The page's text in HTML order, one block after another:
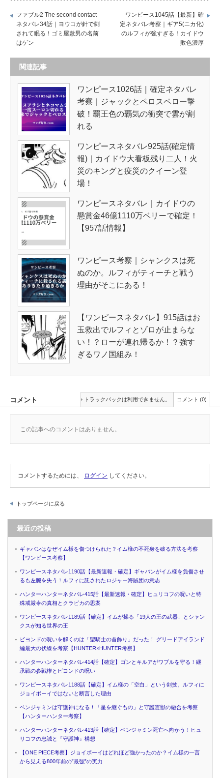
ファブル2 The second contact
ネタバレ34話｜ヨウコが針で刺
されて眠る！ゴミ屋敷男の名前
はゲン
ワンピース1045話【最新】確
定ネタバレ考察｜ギア5(ニカ化)
のルフィが強すぎる！カイドウ
敗色濃厚
関連記事
ワンピース1026話｜確定ネタバレ
考察｜ジャックとペロスペロー撃
破！覇王色の覇気の衝突で雲が割
れる
ワンピースネタバレ925話(確定情
報)｜カイドウ大看板残り二人！火
災のキングと疫災のクイーン登
場！
ワンピースネタバレ｜カイドウの
懸賞金46億1110万ベリーで確定！
【957話情報】
ワンピース考察｜シャンクスは死
ぬのか。ルフィがティーチと戦う
理由がそこにある！
【ワンピースネタバレ】915話はお
玉救出でルフィとゾロが止まらな
い！？ローが連れ帰るか！？強す
ぎるワノ国組み！
コメント トラックバックは利用できません。 コメント (0)
この記事へのコメントはありません。
コメントするためには、 ログイン してください。
トップページに戻る
最近の投稿
ギャバンはなぜイム様を傷つけられた？イム様の不死身を破る方法を考察
【ワンピース考察】
ワンピースネタバレ1190話【最新速報・確定】ギャバンがイム様を負傷させ
るも左腕を失う！ルフィに託されたロジャー海賊団の意志
ハンターハンターネタバレ415話【最新速報・確定】ヒュリコフの呪いと特
殊戒厳令の真相とクラピカの思案
ワンピースネタバレ1189話【確定】イムが操る「19人の王の武器」とシャン
クスが知る世界の王
ビヨンドの呪いを解くのは「聖騎士の首飾り」だった！ グリードアイランド
編最大の伏線を考察【HUNTER×HUNTER考察】
ハンターハンターネタバレ414話【確定】ゴンとキルアがワブルを守る！継
承戦の参戦権とビヨンドの呪い
ワンピースネタバレ1188話【確定】イム様の「空白」という剣技。ルフィに
ジョイボーイではないと断言した理由
ベンジャミンは守護神になる！「星を継ぐもの」と守護霊獣の融合を考察
【ハンターハンター考察】
ハンターハンターネタバレ413話【確定】ベンジャミン死亡へ向かう！ヒュ
リコフの忠誠と『守護神』構想
【ONE PIECE考察】ジョイボーイはどれほど強かったのか？イム様の一言
から見える800年前の”最強”の実力